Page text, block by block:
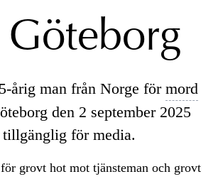
årig man från Norge för mord
den 2 september 2025
för media.
grovt hot mot tjänsteman och grovt